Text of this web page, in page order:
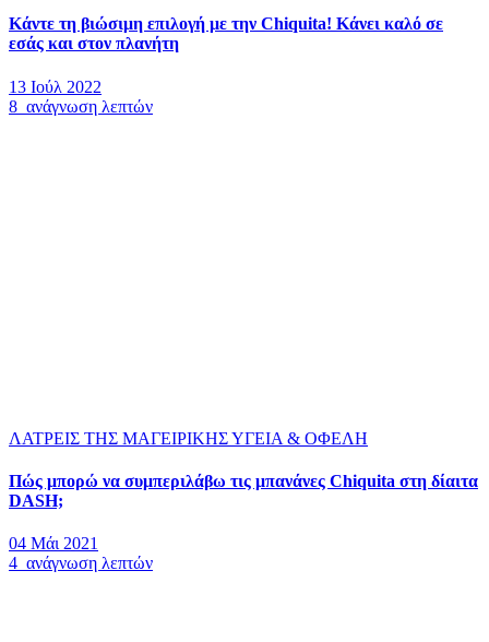
Κάντε τη βιώσιμη επιλογή με την Chiquita! Κάνει καλό σε
εσάς και στον πλανήτη
13 Ιούλ 2022
8 ανάγνωση λεπτών
ΛΑΤΡΕΙΣ ΤΗΣ ΜΑΓΕΙΡΙΚΗΣΥΓΕΙΑ & ΟΦΕΛΗ
Πώς μπορώ να συμπεριλάβω τις μπανάνες Chiquita στη δίαιτα
DASH;
04 Μάι 2021
4 ανάγνωση λεπτών